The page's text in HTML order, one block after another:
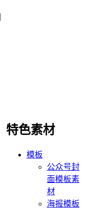
特色素材
模板
公众号封
面模板素
材
海报模板